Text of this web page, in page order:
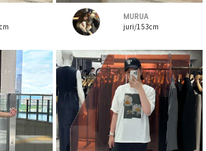
MURUA
juri/153cm